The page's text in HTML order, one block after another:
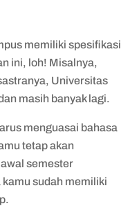
memiliki spesifikasi
ini, loh! Misalnya,
Universitas
masih banyak lagi.
menguasai bahasa
tetap akan
semester
sudah memiliki